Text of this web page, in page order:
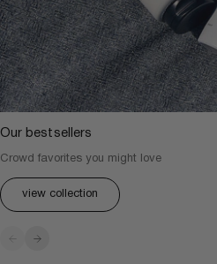
Our bestsellers
Crowd favorites you might love
view collection
Vor